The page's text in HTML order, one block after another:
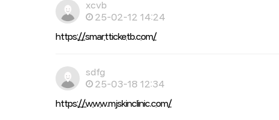
xcvb
25-02-12 14:24
https://smartticketb.com/
sdfg
25-03-18 12:34
https://www.mjskinclinic.com/